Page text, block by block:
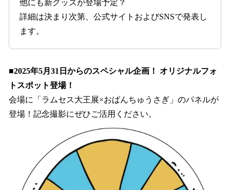
他にも新グッズが登場予定？
詳細は決まり次第、公式サイトおよびSNSで発表し
ます。
■2025年5月31日からのスペシャル企画！ オリジナルフォ
トスポット登場！
会場に「ラムセス大王展×おぱんちゅうさぎ」のパネルが
登場！記念撮影にぜひご活用ください。